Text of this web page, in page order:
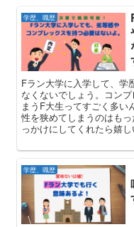
学歴、職歴
Fラン大学に入学して、学
なくないでしょう。コン
まうF大生ってすごく多い
性を狭めてしまうのはも
っかけにしてくれたら嬉し
学歴、職歴